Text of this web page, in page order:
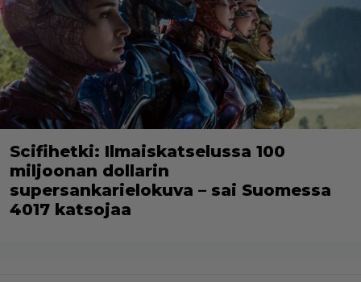
Scifihetki: Ilmaiskatselussa 100
miljoonan dollarin
supersankarielokuva – sai Suomessa
4017 katsojaa